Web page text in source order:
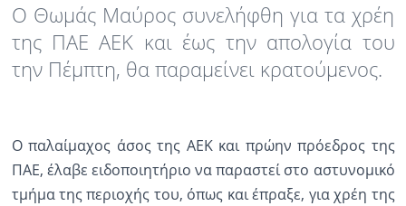
Κοινωνία
Πολιτική
Αθλητικά
Κόσμος
Ο Θωμάς Μαύρος συνελήφθη για τα χρέη
της ΠΑΕ ΑΕΚ και έως την απολογία του
την Πέμπτη, θα παραμείνει κρατούμενος.
O παλαίμαχος άσος της ΑΕΚ και πρώην πρόεδρος της
ΠΑΕ, έλαβε ειδοποιητήριο να παραστεί στο αστυνομικό
τμήμα της περιοχής του, όπως και έπραξε, για χρέη της